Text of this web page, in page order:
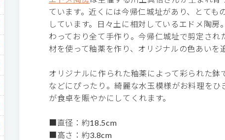
ています。近くには今帰仁城址があり、とても
しています。日々土に相対しているエドメ陶
わっており全て手作り。今帰仁城址で剪定され
材を使って釉薬を作り、オリジナルの色あいを
オリジナルに作られた釉薬によって彩られた鉢
などにぴったり。綺麗な水玉模様がお料理をひ
が食卓を賑やかにしてくれます。
■直径：約18.5cm
■高さ：約3.8cm